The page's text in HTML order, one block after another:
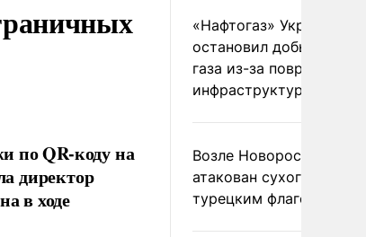
по QR-коду на
директор
в ходе
«Нафтогаз» Украины
остановил добычу
газа из-за повреждения
инфраструктуры
Возле Новороссийска
атакован сухогруз под
турецким флагом